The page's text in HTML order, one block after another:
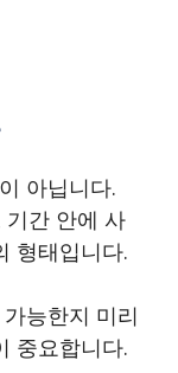
아닙니다.
간 안에 사
형태입니다.
능한지 미리
중요합니다.